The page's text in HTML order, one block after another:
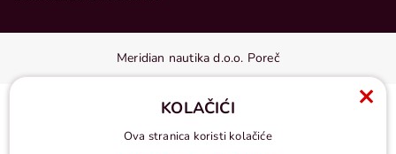
Meridian nautika d.o.o. Poreč
KOLAČIĆI
Ova stranica koristi kolačiće